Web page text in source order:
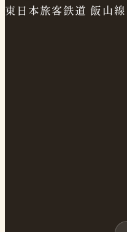
東日本旅客鉄道 飯山線